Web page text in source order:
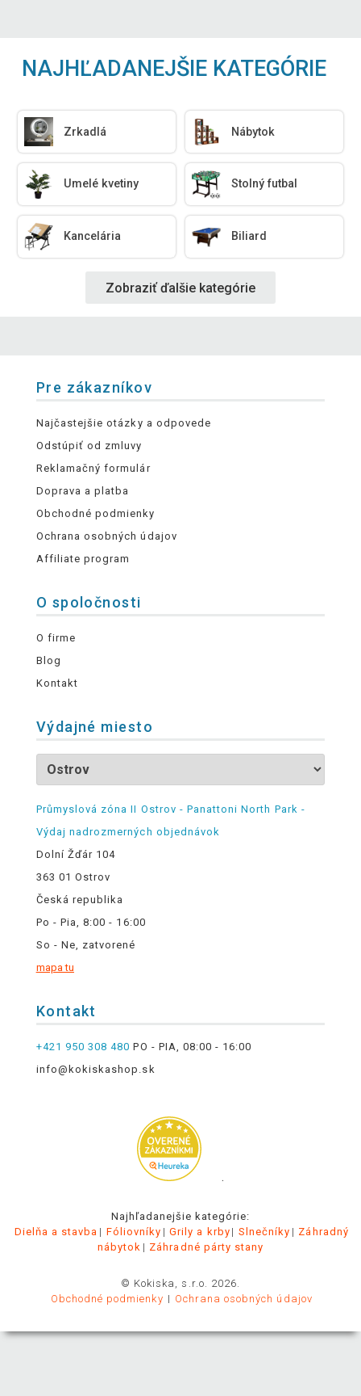
NAJHĽADANEJŠIE KATEGÓRIE
Zrkadlá Nábytok
Umelé kvetiny Stolný futbal
Kancelária Biliard
Zobraziť ďalšie kategórie
Pre zákazníkov
Najčastejšie otázky a odpovede
Odstúpiť od zmluvy
Reklamačný formulár
Doprava a platba
Obchodné podmienky
Ochrana osobných údajov
Affiliate program
O spoločnosti
O firme
Blog
Kontakt
Výdajné miesto
Průmyslová zóna II Ostrov - Panattoni North Park -
Výdaj nadrozmerných objednávok
Dolní Žďár 104
363 01 Ostrov
Česká republika
Po - Pia, 8:00 - 16:00
So - Ne, zatvorené
mapa tu
Kontakt
+421 950 308 480 PO - PIA, 08:00 - 16:00
info@kokiskashop.sk
.
Najhľadanejšie kategórie:
Dielňa a stavba
Fóliovníky Grily a krby Slnečníky
Záhradný
nábytok
Záhradné párty stany
© Kokiska, s.r.o. 2026.
Obchodné podmienky
Ochrana osobných údajov